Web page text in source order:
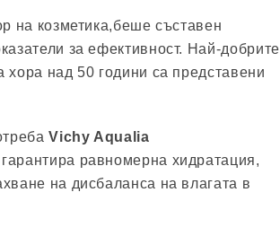
на козметика,беше съставен
за ефективност. Най-добрите
хора над 50 години са представени
Vichy Aqualia
равномерна хидратация,
на дисбаланса на влагата в